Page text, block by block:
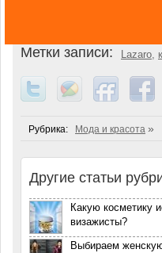
Метки записи: Lazaro,
Рубрика: Мода и красота »
Другие статьи
Какую косметику
визажисты?
Выбираем